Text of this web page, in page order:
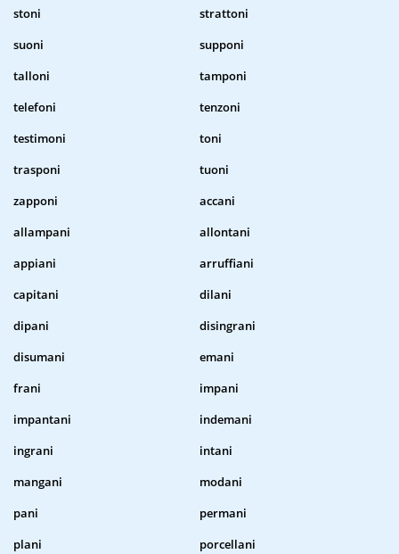
stoni
strattoni
suoni
supponi
talloni
tamponi
telefoni
tenzoni
testimoni
toni
trasponi
tuoni
zapponi
accani
allampani
allontani
appiani
arruffiani
capitani
dilani
dipani
disingrani
disumani
emani
frani
impani
impantani
indemani
ingrani
intani
mangani
modani
pani
permani
plani
porcellani